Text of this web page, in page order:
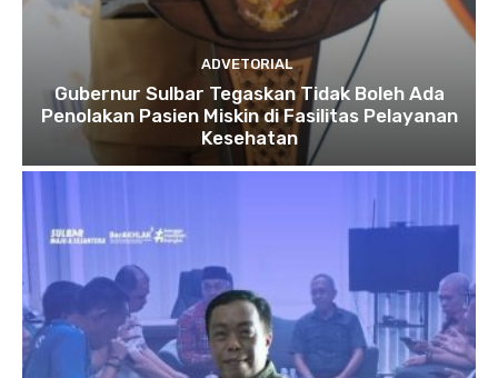
ADVETORIAL
Gubernur Sulbar Tegaskan Tidak Boleh Ada
Penolakan Pasien Miskin di Fasilitas Pelayanan
Kesehatan